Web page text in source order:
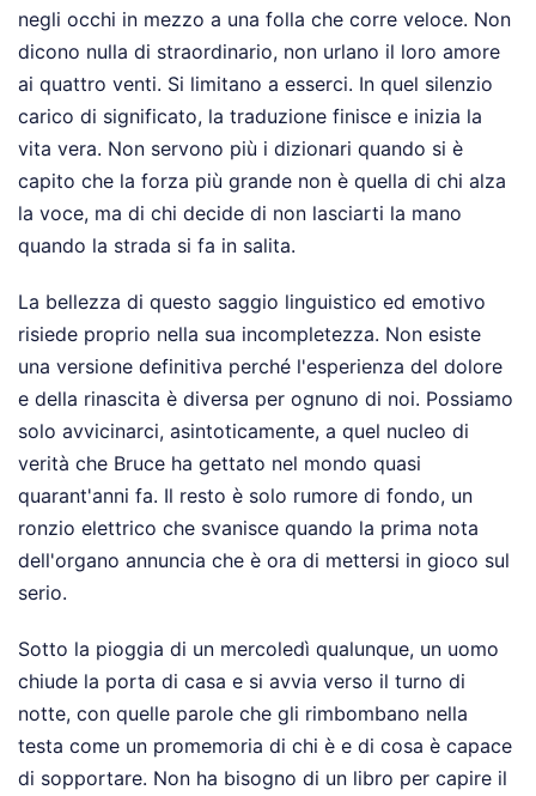
negli occhi in mezzo a una folla che corre veloce. Non
dicono nulla di straordinario, non urlano il loro amore
ai quattro venti. Si limitano a esserci. In quel silenzio
carico di significato, la traduzione finisce e inizia la
vita vera. Non servono più i dizionari quando si è
capito che la forza più grande non è quella di chi alza
la voce, ma di chi decide di non lasciarti la mano
quando la strada si fa in salita.
La bellezza di questo saggio linguistico ed emotivo
risiede proprio nella sua incompletezza. Non esiste
una versione definitiva perché l'esperienza del dolore
e della rinascita è diversa per ognuno di noi. Possiamo
solo avvicinarci, asintoticamente, a quel nucleo di
verità che Bruce ha gettato nel mondo quasi
quarant'anni fa. Il resto è solo rumore di fondo, un
ronzio elettrico che svanisce quando la prima nota
dell'organo annuncia che è ora di mettersi in gioco sul
serio.
Sotto la pioggia di un mercoledì qualunque, un uomo
chiude la porta di casa e si avvia verso il turno di
notte, con quelle parole che gli rimbombano nella
testa come un promemoria di chi è e di cosa è capace
di sopportare. Non ha bisogno di un libro per capire il